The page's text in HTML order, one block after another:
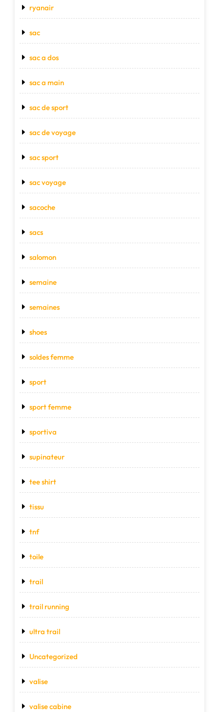
ryanair
sac
sac a dos
sac a main
sac de sport
sac de voyage
sac sport
sac voyage
sacoche
sacs
salomon
semaine
semaines
shoes
soldes femme
sport
sport femme
sportiva
supinateur
tee shirt
tissu
tnf
toile
trail
trail running
ultra trail
Uncategorized
valise
valise cabine